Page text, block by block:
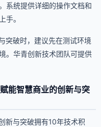
系统提供详细的操作文档和
手。
突破时，建议先在测试环境
。华青创新技术团队可提供
能智慧商业的创新与突
新与突破拥有10年技术积